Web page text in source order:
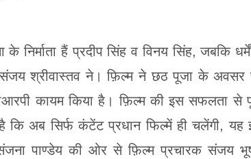
हैं प्रदीप सिंह व विनय सिंह, जबकि
संजय श्रीवास्तव ने। फ़िल्म ने छठ पूजा के अवसर
कायम किया है। फ़िल्म की इस सफलता से
अब सिर्फ कंटेंट प्रधान फिल्में ही चलेंगी, यह
पाण्डेय की ओर से फ़िल्म प्रचारक संजय